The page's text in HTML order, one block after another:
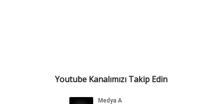
Youtube Kanalımızı Takip Edin